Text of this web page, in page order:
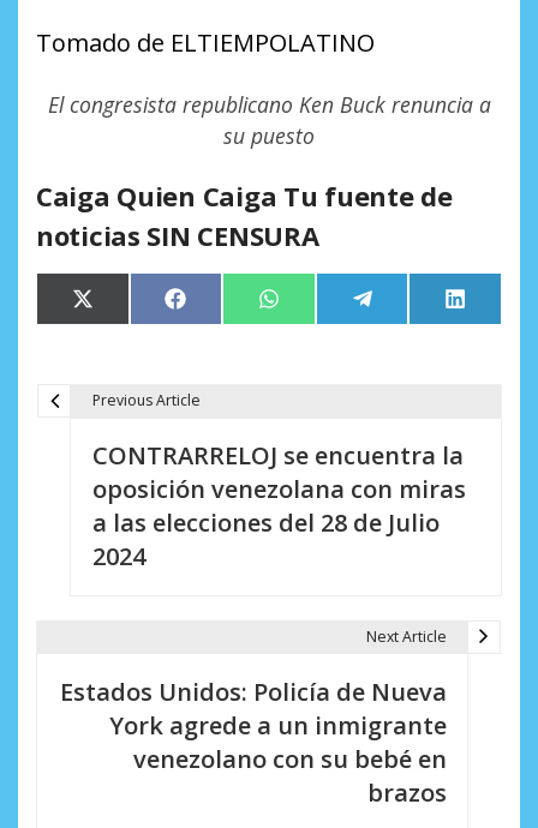
Tomado de ELTIEMPOLATINO
El congresista republicano Ken Buck renuncia a
su puesto
Caiga Quien Caiga Tu fuente de
noticias SIN CENSURA
Compartir
en
X
(Twitter)
Compartir
en
Facebook Compartir
en
WhatsApp Compartir
en
Telegram
en
LinkedIn
Previous Article
CONTRARRELOJ se encuentra la
oposición venezolana con miras
a las elecciones del 28 de Julio
2024
Next Article
Estados Unidos: Policía de Nueva
York agrede a un inmigrante
venezolano con su bebé en
brazos